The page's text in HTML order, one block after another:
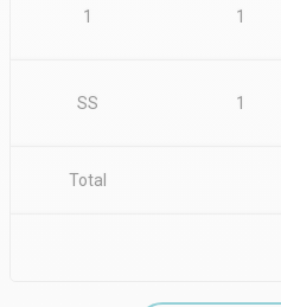
1 1
SS 1
Total